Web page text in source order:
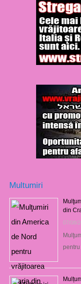
Multumiri
din
07/08/